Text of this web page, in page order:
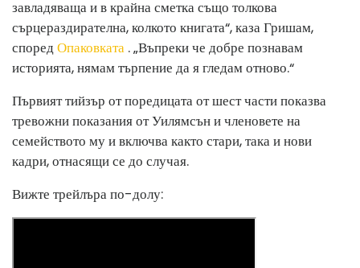
завладяваща и в крайна сметка също толкова
сърцераздирателна, колкото книгата“, каза Гришам,
споредОпаковката . „Въпреки че добре познавам
историята, нямам търпение да я гледам отново.“
Първият тийзър от поредицата от шест части показва
тревожни показания от Уилямсън и членовете на
семейството му и включва както стари, така и нови
кадри, отнасящи се до случая.
Вижте трейлъра по-долу: